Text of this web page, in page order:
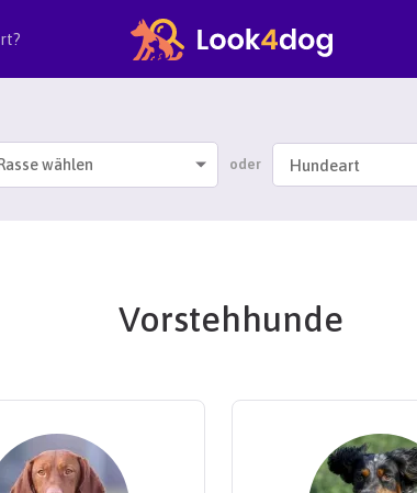
Rasse wählen oder
Vorstehhunde